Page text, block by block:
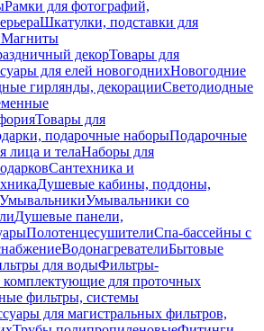
Рамки для фотографий,
Шкатулки, подставки для
Магниты
декорТовары для
для елей новогоднихНовогодние
гирлянды, декорацииСветодиодные
Товары для
подарочные наборыПодарочные
лица и телаНаборы для
Сантехника и
Душевые кабины, поддоны,
УмывальникиУмывальники со
Душевые панели,
ПолотенцесушителиСпа-бассейны с
ВодонагревателиБытовые
для водыФильтры-
для проточных
фильтры, системы
для магистральных фильтров,